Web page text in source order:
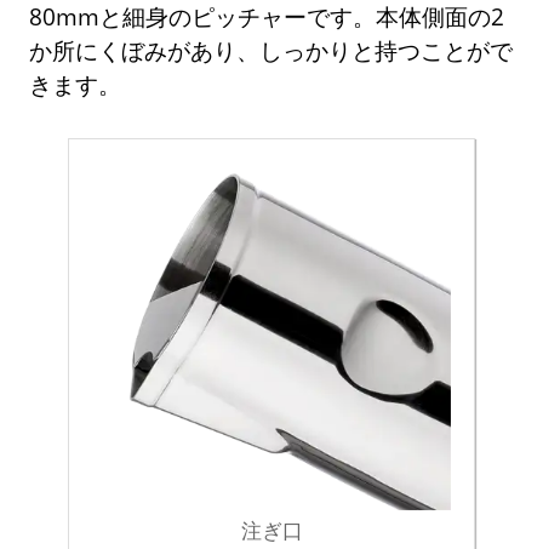
80mmと細身のピッチャーです。本体側面の2
か所にくぼみがあり、しっかりと持つことがで
きます。
注ぎ口